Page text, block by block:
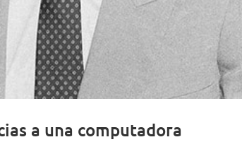
a una computadora